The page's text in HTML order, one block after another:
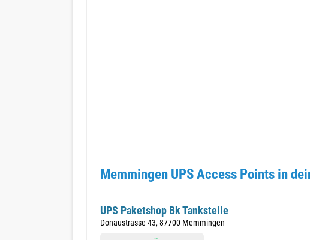
Memmingen UPS Access Points in
UPS Paketshop Bk Tankstelle
Donaustrasse 43, 87700 Memmingen